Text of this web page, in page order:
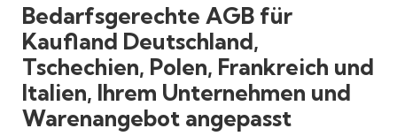
Bedarfsgerechte AGB für
Kaufland Deutschland,
Tschechien, Polen, Frankreich und
Italien, Ihrem Unternehmen und
Warenangebot angepasst